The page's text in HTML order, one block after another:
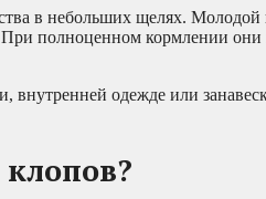
в небольших щелях.
полноценном кормлении
одежде или